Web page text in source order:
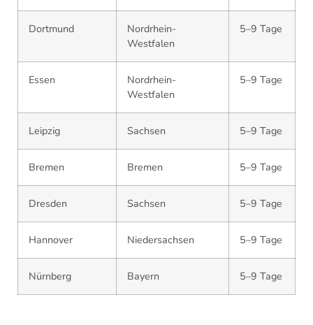
Dortmund
Nordrhein-
Westfalen
5–9 Tage
Essen
Nordrhein-
Westfalen
5–9 Tage
Leipzig Sachsen 5–9 Tage
Bremen Bremen 5–9 Tage
Dresden Sachsen 5–9 Tage
Hannover Niedersachsen 5–9 Tage
Nürnberg Bayern 5–9 Tage